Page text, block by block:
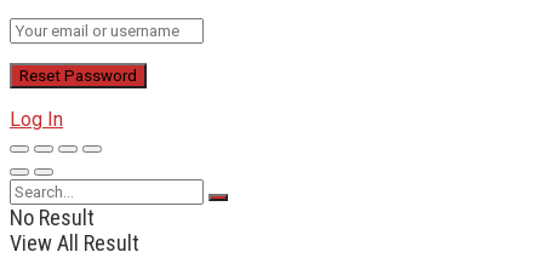
Log In
No Result
View All Result